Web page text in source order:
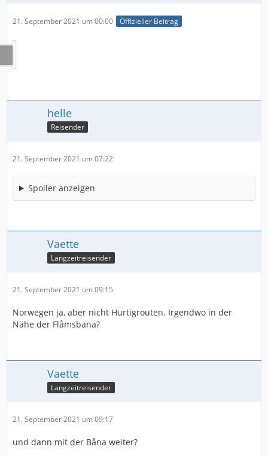
21. September 2021 um 00:00 Offizieller Beitrag
helle
Reisender
21. September 2021 um 07:22
Spoiler anzeigen
Vaette
Langzeitreisender
21. September 2021 um 09:15
Norwegen ja, aber nicht Hurtigrouten. Irgendwo in der
Nähe der Flåmsbana?
Vaette
Langzeitreisender
21. September 2021 um 09:17
und dann mit der Båna weiter?